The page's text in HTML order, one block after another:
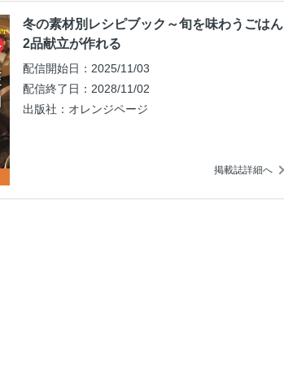
冬の素材別レシピブック～旬を味わうごはん
2品献立が作れる
配信開始日：2025/11/03
配信終了日：2028/11/02
出版社：オレンジページ
掲載誌詳細へ